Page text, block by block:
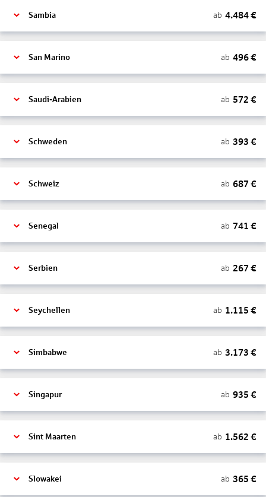
Sambia ab 4.484€
San Marino ab 496€
Saudi-Arabien ab 572 €
Schweden ab 393 €
Schweiz ab 687 €
Senegal ab 741 €
Serbien ab 267 €
Seychellen ab 1.115 €
Simbabwe ab 3.173 €
Singapur ab 935 €
Sint Maarten ab 1.562 €
Slowakei ab 365 €